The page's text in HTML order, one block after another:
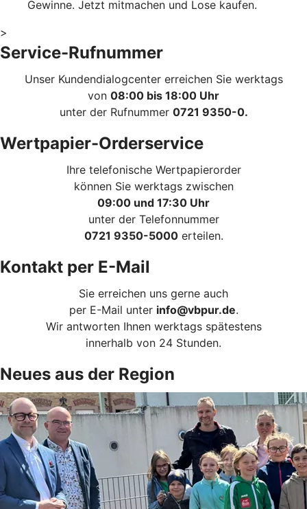
Gewinne. Jetzt mitmachen und Lose kaufen.
>
Service-Rufnummer
Unser Kundendialogcenter erreichen Sie werktags
von 08:00 bis 18:00 Uhr
unter der Rufnummer 0721 9350-0.
Wertpapier-Orderservice
Ihre telefonische Wertpapierorder
können Sie werktags zwischen
09:00 und 17:30 Uhr
unter der Telefonnummer
0721 9350-5000erteilen.
Kontakt per E-Mail
Sie erreichen uns gerne auch
per E-Mail unter info@vbpur.de.
Wir antworten Ihnen werktags spätestens
innerhalb von 24 Stunden.
Neues aus der Region